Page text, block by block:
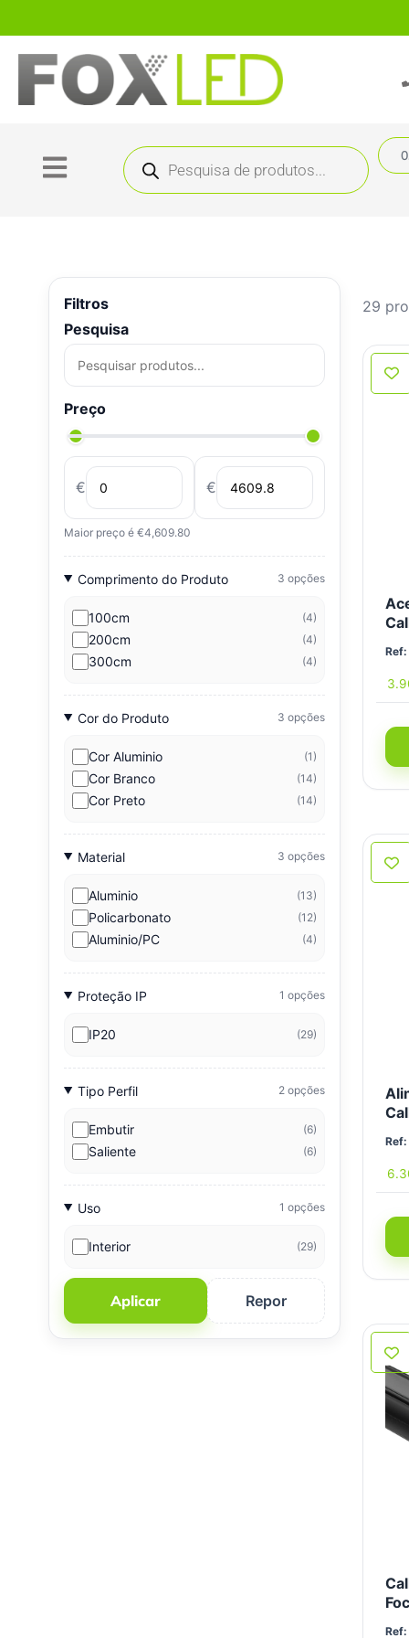
Filtros
Pesquisa
Preço
€ €
Maior preço é €4,609.80
Comprimento do Produto 3 opções
100cm (4)
200cm (4)
300cm (4)
Cor do Produto 3 opções
Cor Aluminio (1)
Cor Branco (14)
Cor Preto (14)
Material 3 opções
Aluminio (13)
Policarbonato (12)
Aluminio/PC (4)
Proteção IP 1 opções
IP20 (29)
Tipo Perfil 2 opções
Embutir (6)
Saliente (6)
Uso 1 opções
Interior (29)
Aplicar Repor
29
Ref:
Ref:
Ref: